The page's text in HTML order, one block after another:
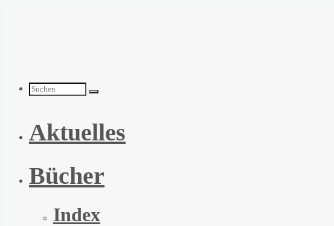
Suchen
nach:
Aktuelles
Bücher
Index